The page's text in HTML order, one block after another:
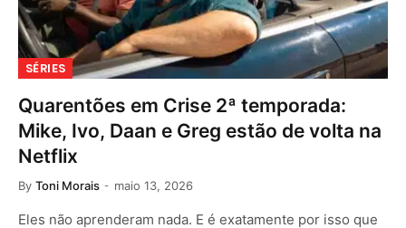
SÉRIES
Quarentões em Crise 2ª temporada:
Mike, Ivo, Daan e Greg estão de volta na
Netflix
By Toni Morais maio 13, 2026
Eles não aprenderam nada. E é exatamente por isso que